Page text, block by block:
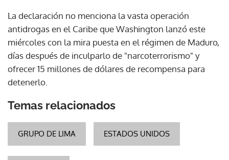
La declaración no menciona la vasta operación
antidrogas en el Caribe que Washington lanzó este
miércoles con la mira puesta en el régimen de Maduro,
días después de inculparlo de "narcoterrorismo" y
ofrecer 15 millones de dólares de recompensa para
detenerlo.
Temas relacionados
GRUPO DE LIMA ESTADOS UNIDOS